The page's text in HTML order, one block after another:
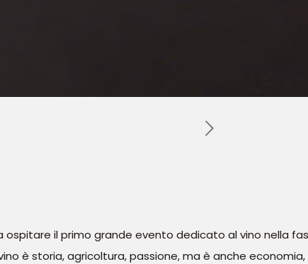
il primo grande evento dedicato al vino nella
è storia, agricoltura, passione, ma è anche